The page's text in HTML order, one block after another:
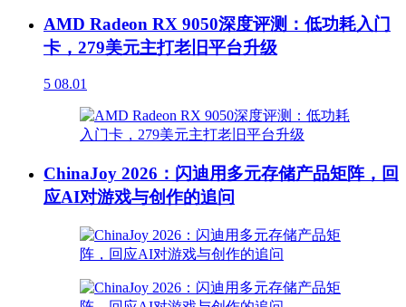
AMD Radeon RX 9050深度评测：低功耗入门
卡，279美元主打老旧平台升级
5 08.01
ChinaJoy 2026：闪迪用多元存储产品矩阵，回
应AI对游戏与创作的追问